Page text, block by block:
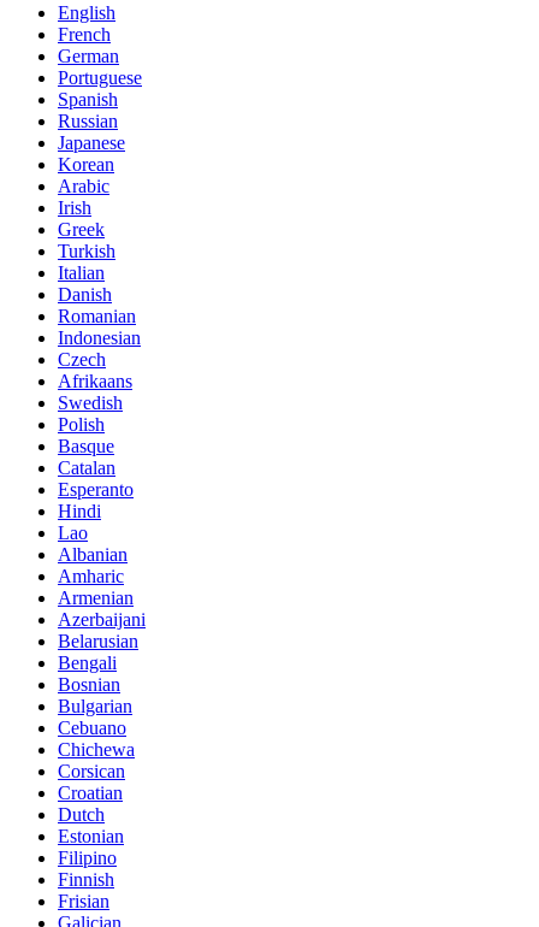
English
French
German
Portuguese
Spanish
Russian
Japanese
Korean
Arabic
Irish
Greek
Turkish
Italian
Danish
Romanian
Indonesian
Czech
Afrikaans
Swedish
Polish
Basque
Catalan
Esperanto
Hindi
Lao
Albanian
Amharic
Armenian
Azerbaijani
Belarusian
Bengali
Bosnian
Bulgarian
Cebuano
Chichewa
Corsican
Croatian
Dutch
Estonian
Filipino
Finnish
Frisian
Galician